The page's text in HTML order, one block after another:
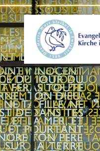
Wer wir sind
Wo wir
Geschichte unserer
Wie wir uns
Pastoren